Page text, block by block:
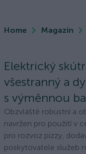
Home Magazin
Elektrický
všestranný a
s výměnnou
Obzvláště robustní a
navržen pro použití v
pro rozvoz pizzy,
poskytovatele služeb